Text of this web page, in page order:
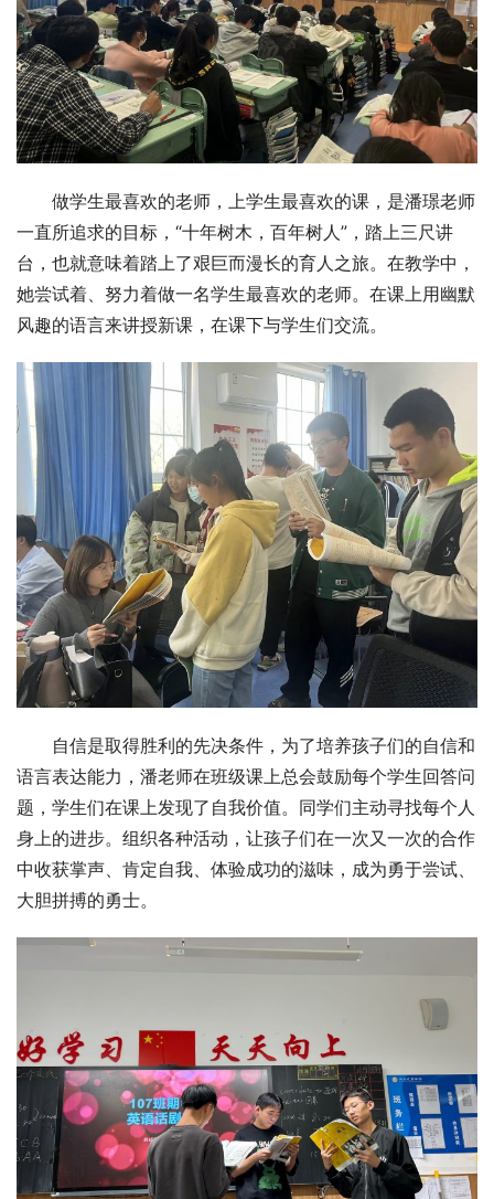
做学生最喜欢的老师，上学生最喜欢的课，是潘璟老师
一直所追求的目标，“十年树木，百年树人”，踏上三尺讲
台，也就意味着踏上了艰巨而漫长的育人之旅。在教学中，
她尝试着、努力着做一名学生最喜欢的老师。在课上用幽默
风趣的语言来讲授新课，在课下与学生们交流。
自信是取得胜利的先决条件，为了培养孩子们的自信和
语言表达能力，潘老师在班级课上总会鼓励每个学生回答问
题，学生们在课上发现了自我价值。同学们主动寻找每个人
身上的进步。组织各种活动，让孩子们在一次又一次的合作
中收获掌声、肯定自我、体验成功的滋味，成为勇于尝试、
大胆拼搏的勇士。